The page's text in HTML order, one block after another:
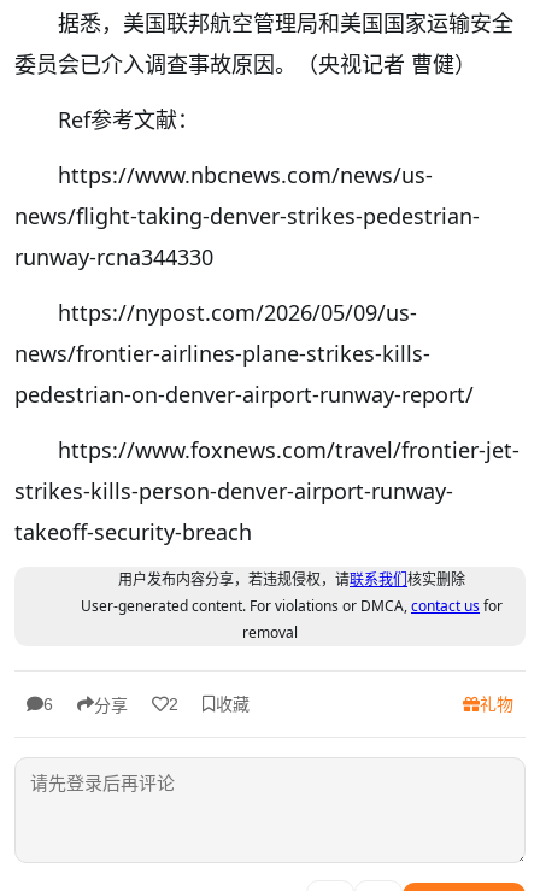
据悉，美国联邦航空管理局和美国国家运输安全
委员会已介入调查事故原因。（央视记者 曹健）
Ref参考文献：
https://www.nbcnews.com/news/us-
news/flight-taking-denver-strikes-pedestrian-
runway-rcna344330
https://nypost.com/2026/05/09/us-
news/frontier-airlines-plane-strikes-kills-
pedestrian-on-denver-airport-runway-report/
https://www.foxnews.com/travel/frontier-jet-
strikes-kills-person-denver-airport-runway-
takeoff-security-breach
用户发布内容分享，若违规侵权，请联系我们核实删除
User-generated content. For violations or DMCA,contact usfor
removal
6 分享 2 收藏 礼物